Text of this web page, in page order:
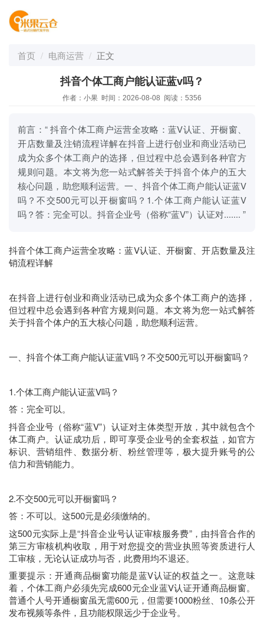
首页 电商运营 正文
抖音个体工商户能认证蓝v吗？
作者：小果 时间：2026-08-08 阅读：5356
前言：“ 抖音个体工商户运营全攻略：蓝V认证、开橱窗、
开店数量及注销流程详解在抖音上进行创业和商业活动已
成为众多个体工商户的选择，但过程中总会遇到各种官方
规则问题。本文将为您一站式解答关于抖音个体户的五大
核心问题，助您顺利运营。一、抖音个体工商户能认证蓝V
吗？不交500元可以开橱窗吗？1.个体工商户能认证蓝V
吗？答：完全可以。抖音企业号（俗称“蓝V”）认证对....... ”
抖音个体工商户运营全攻略：蓝V认证、开橱窗、开店数量及注
销流程详解
在抖音上进行创业和商业活动已成为众多个体工商户的选择，
但过程中总会遇到各种官方规则问题。本文将为您一站式解答
关于抖音个体户的五大核心问题，助您顺利运营。
一、抖音个体工商户能认证蓝V吗？不交500元可以开橱窗吗？
1.个体工商户能认证蓝V吗？
答：完全可以。
抖音企业号（俗称“蓝V”）认证对主体类型开放，其中就包含个
体工商户。认证成功后，即可享受企业号的全套权益，如官方
标识、营销组件、数据分析、粉丝管理等，极大提升账号的公
信力和营销能力。
2.不交500元可以开橱窗吗？
答：不可以。这500元是必须缴纳的。
这500元实际上是“抖音企业号认证审核服务费”，由抖音合作的
第三方审核机构收取，用于对您提交的营业执照等资质进行人
工审核，无论认证成功与否，此费用均不退还。
重要提示：开通商品橱窗功能是蓝V认证的权益之一。这意味
着，个体工商户必须先完成600元企业蓝V认证开通商品橱窗。
普通个人号开通橱窗虽无需600元，但需要1000粉丝、10条公开
发布视频等条件，且功能权限远少于企业号。